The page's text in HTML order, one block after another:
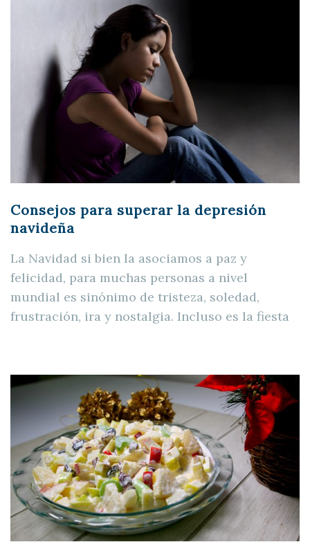
Consejos para superar la depresión
navideña
La Navidad si bien la asociamos a paz y
felicidad, para muchas personas a nivel
mundial es sinónimo de tristeza, soledad,
frustración, ira y nostalgia. Incluso es la fiesta